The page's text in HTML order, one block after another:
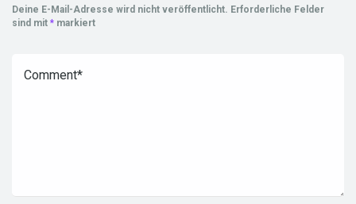
Deine E-Mail-Adresse wird nicht veröffentlicht. Erforderliche Felder
sind mit * markiert